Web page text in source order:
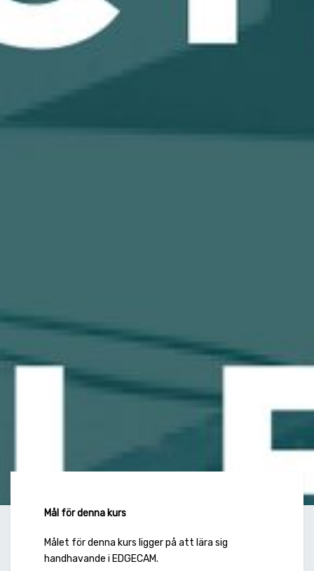
Mål för denna kurs
Målet för denna kurs ligger på att lära sig
handhavande i EDGECAM.